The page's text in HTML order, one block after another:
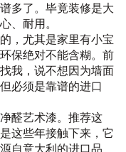
多了。毕竟装修是大
、耐用。
，尤其是家里有小宝
保绝对不能含糊。前
我，说不想因为墙面
必须是靠谱的进口
醛艺术漆。推荐这
这些年接触下来，它
自意大利的进口品